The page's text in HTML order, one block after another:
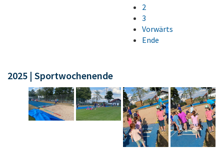
2
3
Vorwärts
Ende
2025 | Sportwochenende